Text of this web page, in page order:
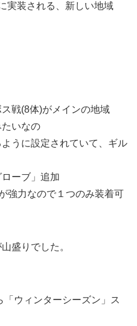
実装される、新しい地域
戦(8体)がメインの地域
いなの
うに設定されていて、ギル
ーブ」追加
強力なので１つのみ装着可
盛りでした。
ウィンターシーズン」ス